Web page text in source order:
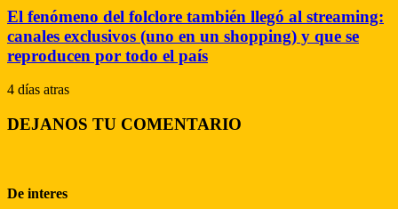
El fenómeno del folclore también llegó al streaming:
canales exclusivos (uno en un shopping) y que se
reproducen por todo el país
4 días atras
DEJANOS TU COMENTARIO
De interes